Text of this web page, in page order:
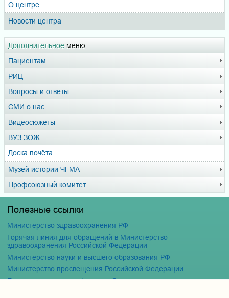
О центре
Новости центра
Дополнительное меню
Пациентам
РИЦ
Вопросы и ответы
СМИ о нас
Видеосюжеты
ВУЗ ЗОЖ
Доска почёта
Музей истории ЧГМА
Профсоюзный комитет
Полезные ссылки
Министерство здравоохранения РФ
Горячая линия для обращений в Министерство
здравоохранения Российской Федерации
Министерство науки и высшего образования РФ
Министерство просвещения Российской Федерации
Единая коллекция цифровых образовательных ресурсов